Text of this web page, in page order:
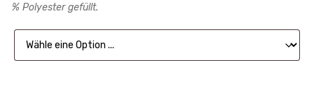
% Polyester gefüllt.